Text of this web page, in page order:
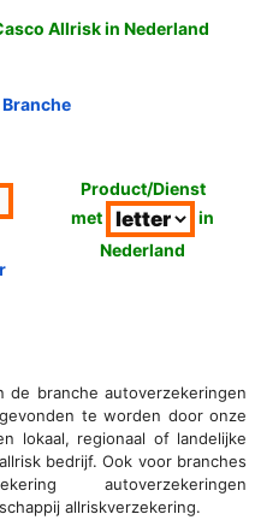
Allrisk in Nederland
Product/Dienst
met
in
Nederland
branche autoverzekeringen
te worden door onze
lokaal, regionaal of landelijke
bedrijf. Ook voor branches
autoverzekeringen
allriskverzekering.